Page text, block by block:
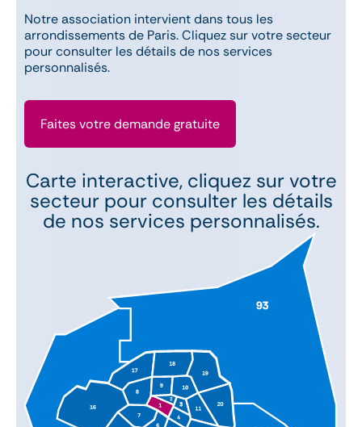
Notre association intervient dans tous les
arrondissements de Paris. Cliquez sur votre secteur
pour consulter les détails de nos services
personnalisés.
Faites votre demande gratuite
Carte interactive, cliquez sur votre
secteur pour consulter les détails
de nos services personnalisés.
^
^
^
^ ^
^
^
^
^
^
^
^